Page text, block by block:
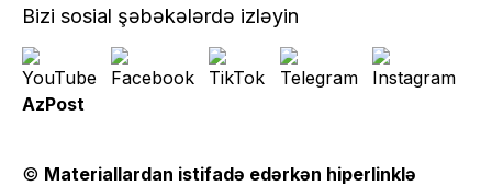
Bizi sosial şəbəkələrdə izləyin
AzPost
© Materiallardan istifadə edərkən hiperlinklə